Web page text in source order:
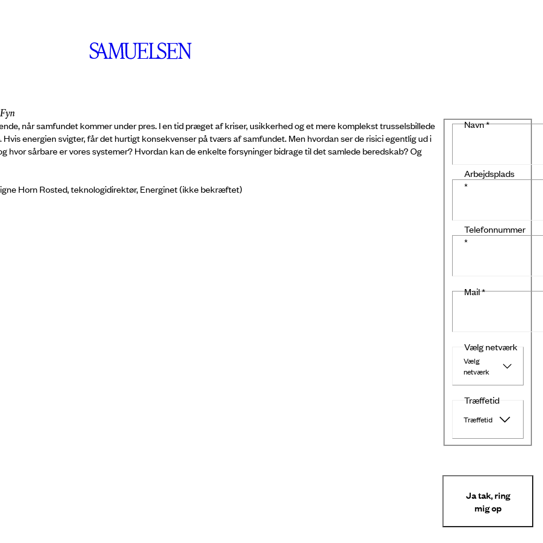
når samfundet kommer under pres. I en tid præget af kriser, usikkerhed og et mere komplekst trusselsbillede
energien svigter, får det hurtigt konsekvenser på tværs af samfundet. Men hvordan ser de risici egentlig ud i
sårbare er vores systemer? Hvordan kan de enkelte forsyninger bidrage til det samlede beredskab? Og
Horn Rosted, teknologidirektør, Energinet (ikke bekræftet)
Navn*
Arbejdsplads
*
Telefonnummer
*
Mail*
Vælg netværk
Vælg
netværk
Træffetid
Træffetid
Ja tak, ring
mig op